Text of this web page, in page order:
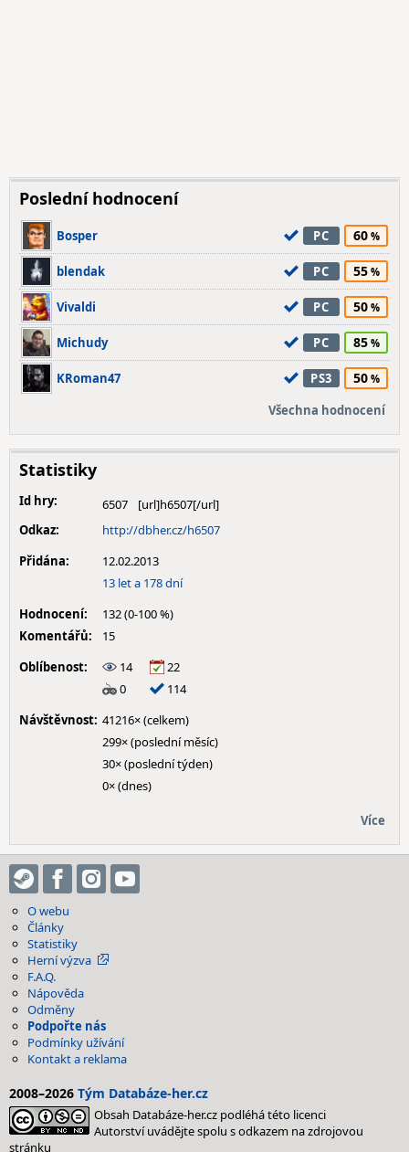
Poslední hodnocení
Bosper PC 60
blendak PC 55
Vivaldi PC 50
Michudy PC 85
KRoman47 PS3 50
Všechna hodnocení
Statistiky
Id hry:
6507
Odkaz:
http://dbher.cz/h6507
Přidána:
12.02.2013
13 let a 178 dní
Hodnocení:
132 (0-100 %)
Komentářů:
15
Oblíbenost:
14
22
0
114
Návštěvnost: 41216× (celkem)
299× (poslední měsíc)
30× (poslední týden)
0× (dnes)
Více
O webu
Články
Statistiky
Herní výzva
F.A.Q.
Nápověda
Odměny
Podpořte nás
Podmínky užívání
Kontakt a reklama
2008–2026 Tým Databáze-her.cz
Obsah Databáze-her.cz podléhá této licenci
Autorství uvádějte spolu s odkazem na zdrojovou
stránku